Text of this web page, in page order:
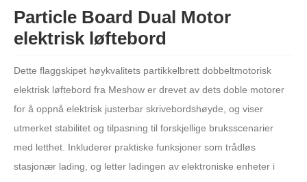
Particle Board Dual Motor
elektrisk løftebord
Dette flaggskipet høykvalitets partikkelbrett dobbeltmotorisk
elektrisk løftebord fra Meshow er drevet av dets doble motorer
for å oppnå elektrisk justerbar skrivebordshøyde, og viser
utmerket stabilitet og tilpasning til forskjellige bruksscenarier
med letthet. Inkluderer praktiske funksjoner som trådløs
stasjonær lading, og letter ladingen av elektroniske enheter i